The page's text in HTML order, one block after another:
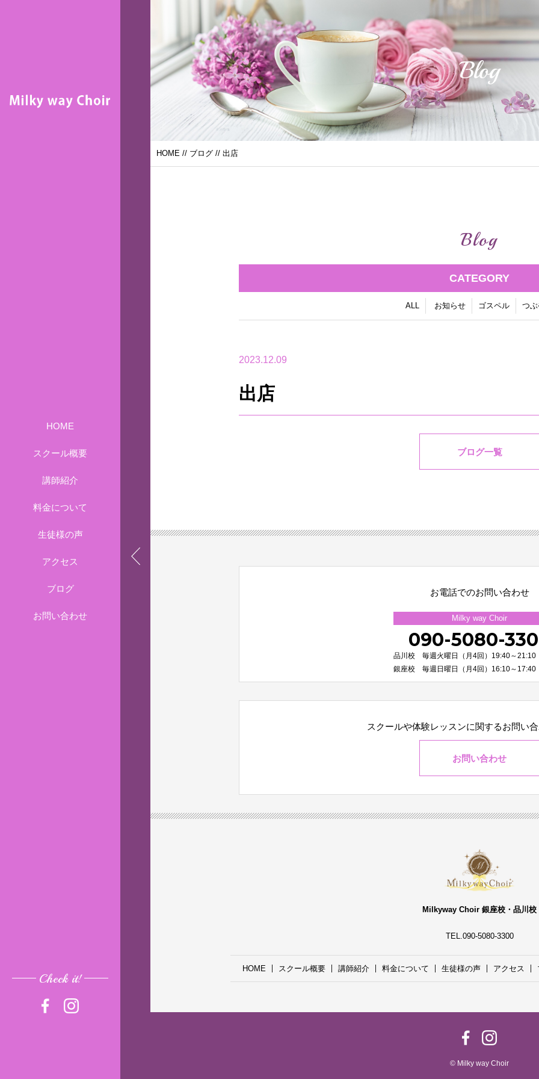
HOME
スクール概要
講師紹介
料金について
生徒様の声
アクセス
ブログ
お問い合わせ
Check it!
Blog
HOME // ブログ // 出店
Blog
CATEGORY
ALL お知らせ ゴスペル つ
2023.12.09
出店
ブログ一覧
お電話でのお問い合わせ
Milky way Choir
090-5080-
品川校 毎週火曜日（月4回）19:40～21:10
銀座校 毎週日曜日（月4回）16:10～17:40
スクールや体験レッスンに関するお問い
お問い合わせ
Milkyway Choir 銀座校・品川校
TEL.090-5080-3300
HOME スクール概要 講師紹介 料金について 生徒様の声 アクセス
© Milky way Choir